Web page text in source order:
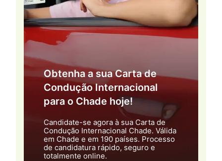
Obtenha a sua Carta de
Condução Internacional
para o Chade hoje!
Candidate-se agora à sua Carta de
Condução Internacional Chade. Válida
em Chade e em 190 países. Processo
de candidatura rápido, seguro e
totalmente online.